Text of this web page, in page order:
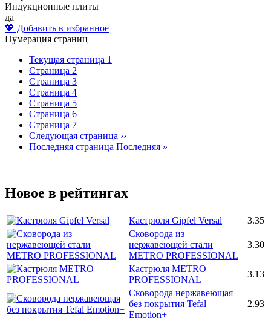
Индукционные плиты
да
💖 Добавить в избранное
Нумерация страниц
Текущая страница 1
Страница 2
Страница 3
Страница 4
Страница 5
Страница 6
Страница 7
Следующая страница ››
Последняя страница Последняя »
Новое в рейтингах
Кастрюля Gipfel Versal
3.35
Сковорода из
нержавеющей стали
METRO PROFESSIONAL
3.30
Кастрюля METRO
PROFESSIONAL
3.13
Сковорода нержавеющая
без покрытия Tefal
Emotion+
2.93